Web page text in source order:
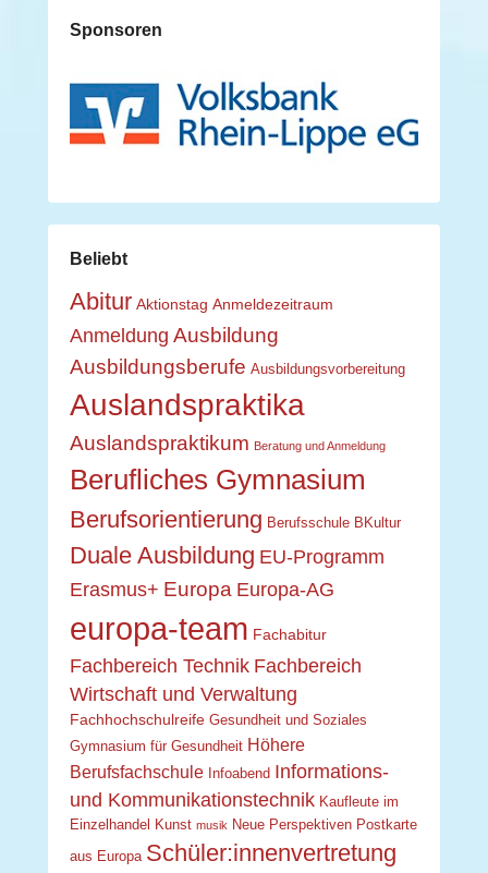
Sponsoren
Beliebt
Abitur Aktionstag Anmeldezeitraum
Anmeldung Ausbildung
Ausbildungsberufe Ausbildungsvorbereitung
Auslandspraktika
Auslandspraktikum Beratung und Anmeldung
Berufliches Gymnasium
Berufsorientierung Berufsschule BKultur
Duale Ausbildung EU-Programm
Erasmus+ Europa Europa-AG
europa-team Fachabitur
Fachbereich Technik Fachbereich
Wirtschaft und Verwaltung
Fachhochschulreife Gesundheit und Soziales
Gymnasium für Gesundheit Höhere
Berufsfachschule Infoabend Informations-
und Kommunikationstechnik Kaufleute im
Einzelhandel
Kunst musik Neue Perspektiven Postkarte
aus Europa Schüler:innenvertretung